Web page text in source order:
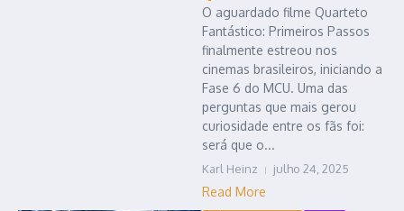
O aguardado filme Quarteto
Fantástico: Primeiros Passos
finalmente estreou nos
cinemas brasileiros, iniciando a
Fase 6 do MCU. Uma das
perguntas que mais gerou
curiosidade entre os fãs foi:
será que o...
Karl Heinz julho 24, 2025
Read More